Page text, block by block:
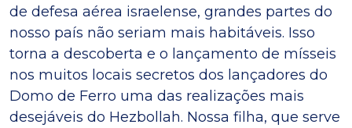
de defesa aérea israelense, grandes partes do
nosso país não seriam mais habitáveis. Isso
torna a descoberta e o lançamento de mísseis
nos muitos locais secretos dos lançadores do
Domo de Ferro uma das realizações mais
desejáveis do Hezbollah. Nossa filha, que serve